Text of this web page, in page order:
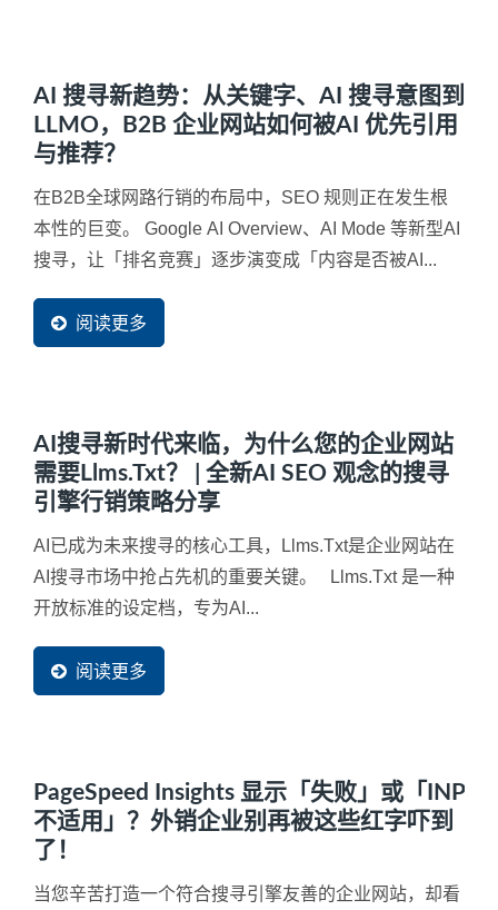
AI 搜寻新趋势：从关键字、AI 搜寻意图到
LLMO，B2B 企业网站如何被AI 优先引用
与推荐？
在B2B全球网路行销的布局中，SEO 规则正在发生根
本性的巨变。 Google AI Overview、AI Mode 等新型AI
搜寻，让「排名竞赛」逐步演变成「内容是否被AI...
阅读更多
AI搜寻新时代来临，为什么您的企业网站
需要llms.txt？ | 全新AI SEO 观念的搜寻
引擎行销策略分享
AI已成为未来搜寻的核心工具，llms.txt是企业网站在
AI搜寻市场中抢占先机的重要关键。 Llms.txt 是一种
开放标准的设定档，专为AI...
阅读更多
PageSpeed Insights 显示「失败」或「INP
不适用」？外销企业别再被这些红字吓到
了！
当您辛苦打造一个符合搜寻引擎友善的企业网站，却看